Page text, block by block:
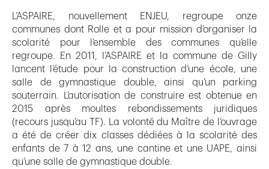
L’ASPAIRE, nouvellement ENJEU, regroupe onze
communes dont Rolle et a pour mission d’organiser la
scolarité pour l’ensemble des communes qu’elle
regroupe. En 2011, l’ASPAIRE et la commune de Gilly
lancent l’étude pour la construction d’une école, une
salle de gymnastique double, ainsi qu’un parking
souterrain. L’autorisation de construire est obtenue en
2015 après moultes rebondissements juridiques
(recours jusqu’au TF). La volonté du Maître de l’ouvrage
a été de créer dix classes dédiées à la scolarité des
enfants de 7 à 12 ans, une cantine et une UAPE, ainsi
qu’une salle de gymnastique double.